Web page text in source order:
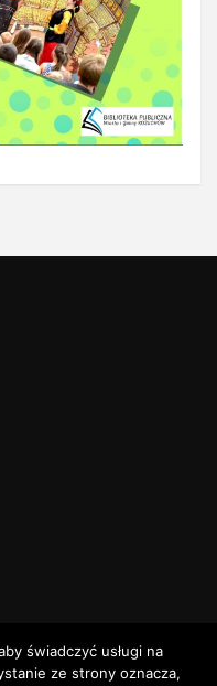
świadczyć usługi na
ze strony oznacza,